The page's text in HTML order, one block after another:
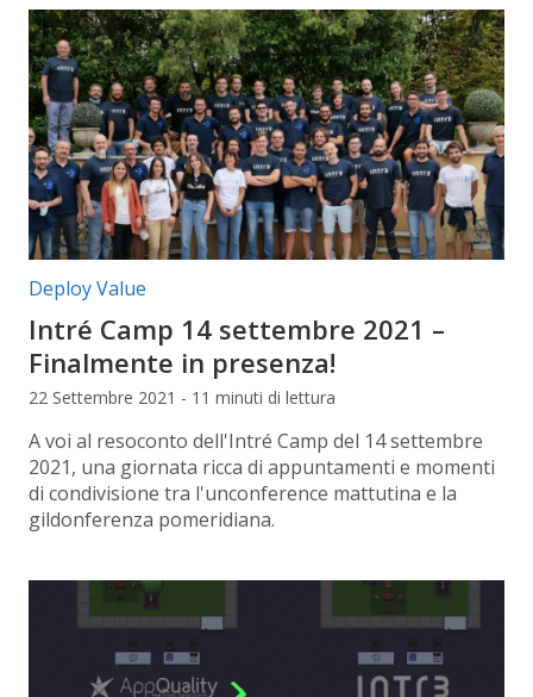
Categorie articolo:
Deploy Value
Intré Camp 14 settembre 2021 –
Finalmente in presenza!
22 Settembre 2021 - 11 minuti di lettura
A voi al resoconto dell'Intré Camp del 14 settembre
2021, una giornata ricca di appuntamenti e momenti
di condivisione tra l'unconference mattutina e la
gildonferenza pomeridiana.